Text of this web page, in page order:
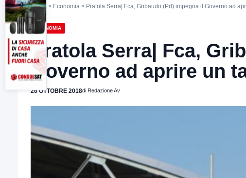
Home > Economia > Pratola Serra| Fca, Gribaudo (Pd) impegna il Governo ad
ECONOMIA
Pratola Serra| Fca,
Governo ad aprire un
26 OTTOBRE 2018di Redazione Av